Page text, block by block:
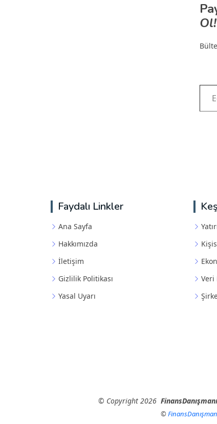
Ol!
E-postanızı
Faydalı Linkler
Ana Sayfa
Hakkımızda
İletişim
Gizlilik Politikası
Yasal Uyarı
Veri
© Copyright2026
©